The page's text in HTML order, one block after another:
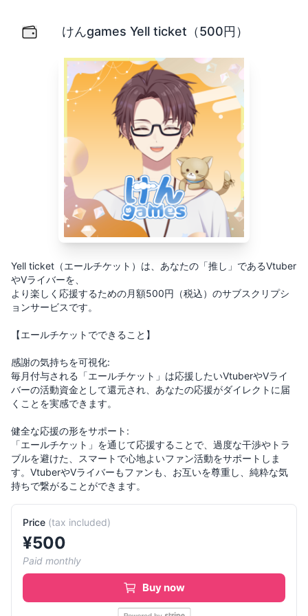
けんgames Yell ticket（500円）
Yell ticket（エールチケット）は、あなたの「推し」であるVtuber
やVライバーを、
より楽しく応援するための月額500円（税込）のサブスクリプシ
ョンサービスです。
【エールチケットでできること】
感謝の気持ちを可視化:
毎月付与される「エールチケット」は応援したいVtuberやVライ
バーの活動資金として還元され、あなたの応援がダイレクトに届
くことを実感できます。
健全な応援の形をサポート:
「エールチケット」を通じて応援することで、過度な干渉やトラ
ブルを避けた、スマートで心地よいファン活動をサポートしま
す。VtuberやVライバーもファンも、お互いを尊重し、純粋な気
持ちで繋がることができます。
Price (tax included)
¥500
Paid monthly
Buy now